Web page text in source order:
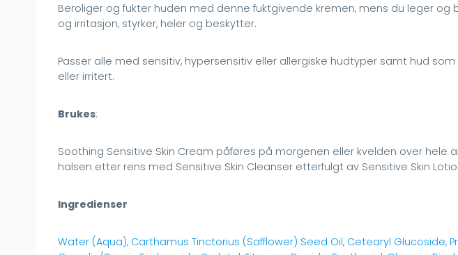
Beroliger og fukter huden med denne fuktgivende kremen, mens du leger
og irritasjon, styrker, heler og beskytter.
Passer alle med sensitiv, hypersensitiv eller allergiske hudtyper samt hud
eller irritert.
Brukes:
Soothing Sensitive Skin Cream påføres på morgenen eller kvelden over hele
halsen etter rens med Sensitive Skin Cleanser etterfulgt av Sensitive Skin
Ingredienser
Water (Aqua), Carthamus Tinctorius (Safflower) Seed Oil, Cetearyl Glucoside,